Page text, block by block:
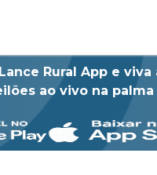
Rural App e viva
ao vivo na palma